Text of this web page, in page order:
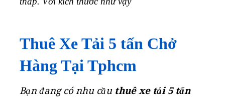
Thuê Xe Tải 5 tấn Chở
Hàng Tại Tphcm
Bạn đang có nhu cầu thuê xe tải 5 tấn